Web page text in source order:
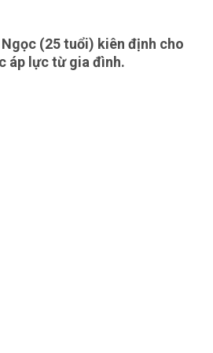
(25 tuổi) kiên định cho
áp lực từ gia đình.